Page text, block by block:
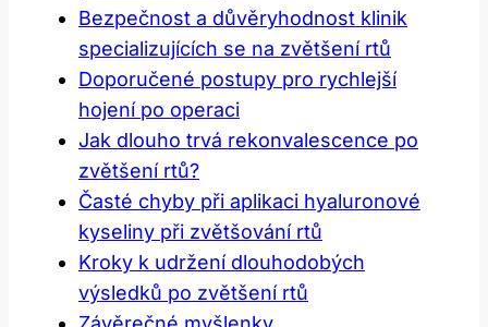
Bezpečnost a​ důvěryhodnost klinik
specializujících se na zvětšení rtů
Doporučené postupy pro rychlejší
hojení po​ operaci
Jak dlouho trvá rekonvalescence po
zvětšení rtů?
Časté chyby​ při aplikaci hyaluronové
kyseliny při zvětšování rtů
Kroky k udržení dlouhodobých
výsledků ‌po zvětšení rtů